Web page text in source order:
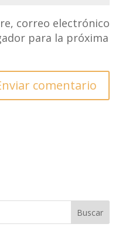
correo electrónico
para la próxima